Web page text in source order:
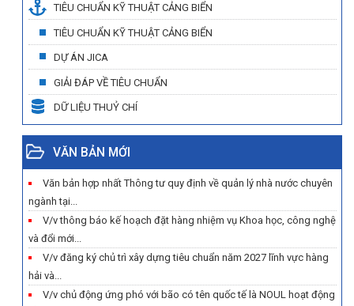
TIÊU CHUẨN KỸ THUẬT CẢNG BIỂN
TIÊU CHUẨN KỸ THUẬT CẢNG BIỂN
DỰ ÁN JICA
GIẢI ĐÁP VỀ TIÊU CHUẨN
DỮ LIỆU THUỶ CHÍ
VĂN BẢN MỚI
Văn bản hợp nhất Thông tư quy định về quản lý nhà nước chuyên
ngành tại...
V/v thông báo kế hoạch đặt hàng nhiệm vụ Khoa học, công nghệ
và đổi mới...
V/v đăng ký chủ trì xây dựng tiêu chuẩn năm 2027 lĩnh vực hàng
hải và...
V/v chủ động ứng phó với bão có tên quốc tế là NOUL hoạt động